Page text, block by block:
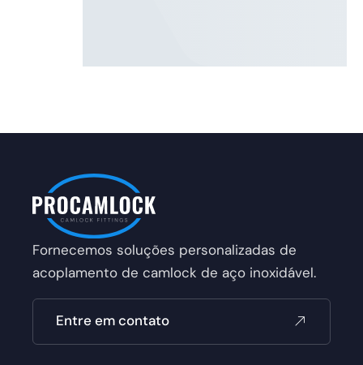
Fornecemos soluções personalizadas de
acoplamento de camlock de aço inoxidável.
Entre em contato